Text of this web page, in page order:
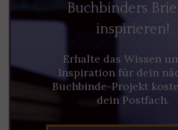
Buchbinders
inspirieren!
Erhalte das Wissen
Inspiration für dein
Buchbinde-Projekt
dein Postfach.